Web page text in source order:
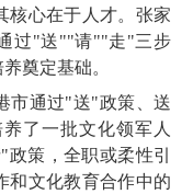
核心在于人才。张家
过"送""请""走"三步
奠定基础。
市通过"送"政策、送
了一批文化领军人
策，全职或柔性引
和文化教育合作中的